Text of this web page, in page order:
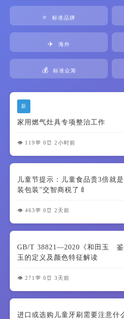
⭐ 标准品牌
✈️ 海外
💰 标准众筹
新
家用燃气灶具专项整治工作
👁️ 119 💬 0 ⏰ 2小时前
儿童节提示：儿童食品贵3倍就
装包装”交智商税了🍼
👁️ 463 💬 0 ⏰ 2天前
GB/T 38821—2020《和田玉 鉴
玉的定义及颜色特征解读
👁️ 271 💬 0 ⏰ 3天前
进口或选购儿童牙刷需要注意什